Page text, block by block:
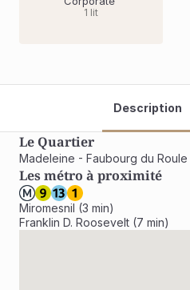
1 lit
Description
Le Quartier
Madeleine - Faubourg du Roule
Les métro à proximité
Miromesnil (3 min)
Franklin D. Roosevelt (7 min)